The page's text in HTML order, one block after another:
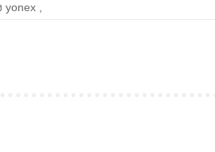
yonex